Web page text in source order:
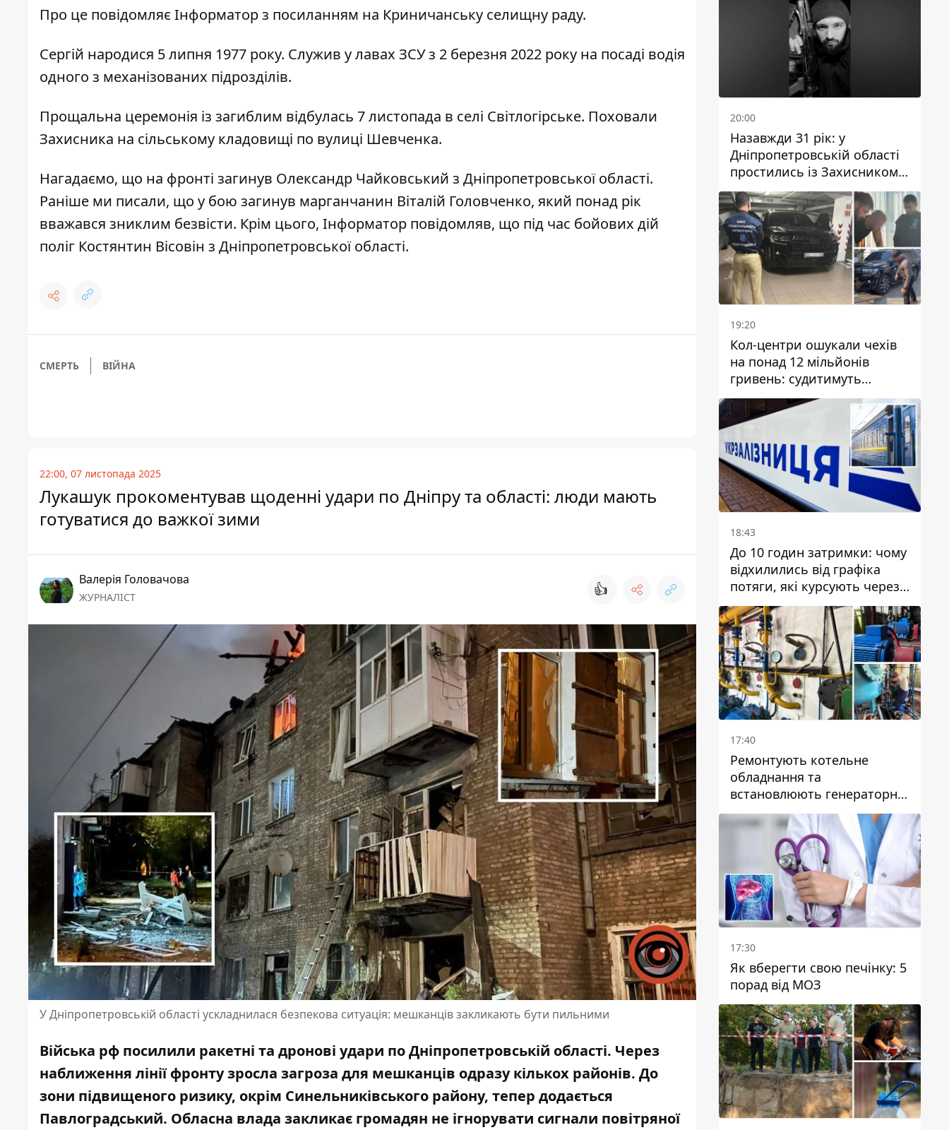
Про це повідомляє Інформатор з посиланням на Криничанську селищну раду.
Сергій народися 5 липня 1977 року. Служив у лавах ЗСУ з 2 березня 2022 року на посаді водія
одного з механізованих підрозділів.
Прощальна церемонія із загиблим відбулась 7 листопада в селі Світлогірське. Поховали
Захисника на сільському кладовищі по вулиці Шевченка.
Нагадаємо, що на фронті загинув Олександр Чайковський з Дніпропетровської області.
Раніше ми писали, що у бою загинув марганчанин Віталій Головченко, який понад рік
вважався зниклим безвісти. Крім цього, Інформатор повідомляв, що під час бойових дій
поліг Костянтин Вісовін з Дніпропетровської області.
СМЕРТЬ ВІЙНА
22:00, 07 листопада 2025
Лукашук прокоментував щоденні удари по Дніпру та області: люди мають
готуватися до важкої зими
Валерія Головачова
ЖУРНАЛІСТ 👍
У Дніпропетровській області ускладнилася безпекова ситуація: мешканців закликають бути пильними
Війська рф посилили ракетні та дронові удари по Дніпропетровській області. Через
наближення лінії фронту зросла загроза для мешканців одразу кількох районів. До
зони підвищеного ризику, окрім Синельниківського району, тепер додається
Павлоградський. Обласна влада закликає громадян не ігнорувати сигнали повітряної
20:00
Назавжди 31 рік: у
Дніпропетровській області
простились із Захисником
Олександром Рєпіним
19:20
Кол-центри ошукали чехів
на понад 12 мільйонів
гривень: судитимуть
дніпрянина, який
організував
транснаціональну злочинну
організацію
18:43
До 10 годин затримки: чому
відхилились від графіка
потяги, які курсують через
Дніпро та область
17:40
Ремонтують котельне
обладнання та
встановлюють генераторні
установки: як у Дніпрі
готуються до
опалювального сезону
17:30
Як вберегти свою печінку: 5
порад від МОЗ